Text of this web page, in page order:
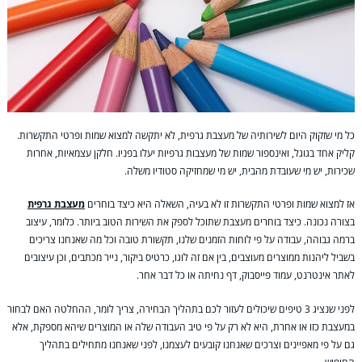
כל מי שזקוק היום לשירותיה של מעצבת גרפית, לא יתקשה למצוא שמות ופרטי התקשרות.
קליק אחד בגוגל, ואינספור שמות של מעצבות גרפיות יעלו בפניו. חלקן עצמאיות, אחרות
שכירות, יש מי שעובדת מהבית, יש מי שמחזיקה סטודיו משלה.
אז למצוא שמות ופרטי התקשרות זו לא בעיה, השאלה היא כיצד בוחרים מעצבת גרפית
בצורה נכונה. כיצד בוחרים מעצבת שתוכל לספק את השירות הטוב ביותר. כלומר, עיצוב
ברמה גבוהה, עבודה על פי לוחות הזמנים שלנו, תקשורת טובה וכל מה שאנחנו צריכים
בשביל ליהנות ממוצרים מעוצבים, בין אם זה לוגו, כרטיס ביקור, נייר מכתבים, וכן עיצובים
לאתר אינטרנט, עמוד פייסבוק, דף נחיתה או כל דבר אחר.
לפני שנציג 3 טיפים שיכולים לעזור לכם בתהליך הבחירה, צריך לומר, ההחלטה האם לבחור
במעצבת כזו או אחרת, היא לא רק על פי טיב העבודה שלה או המוצרים שיהא מספקת, אלא
גם על פי מאפיינים וצרכים שאנחנו קובעים לעצמנו, לפני שאנחנו מתחילים בתהליך